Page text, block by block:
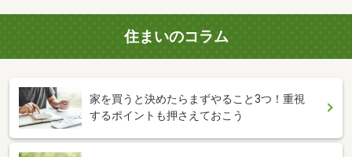
住まいのコラム
家を買うと決めたらまずやること3つ！重視
するポイントも押さえておこう